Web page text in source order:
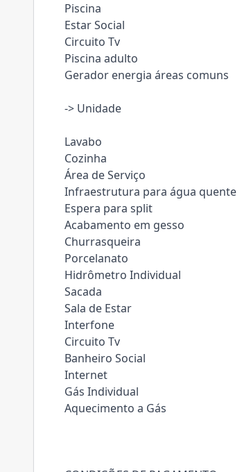
Piscina
Estar Social
Circuito Tv
Piscina adulto
Gerador energia áreas comuns
-> Unidade
Lavabo
Cozinha
Área de Serviço
Infraestrutura para água quente
Espera para split
Acabamento em gesso
Churrasqueira
Porcelanato
Hidrômetro Individual
Sacada
Sala de Estar
Interfone
Circuito Tv
Banheiro Social
Internet
Gás Individual
Aquecimento a Gás